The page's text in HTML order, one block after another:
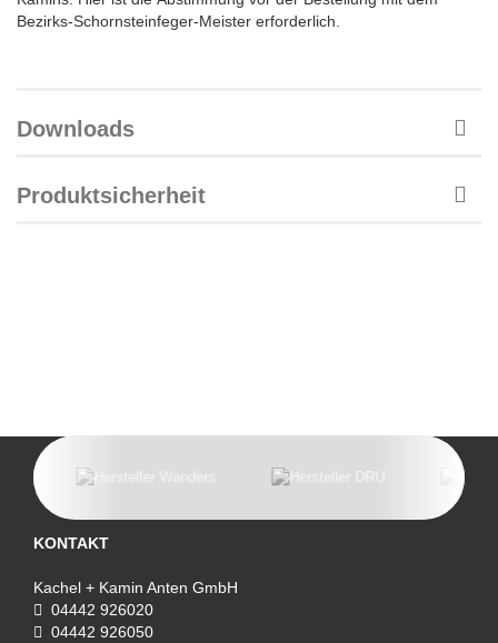
Bezirks-Schornsteinfeger-Meister erforderlich.
Downloads
Produktsicherheit
KONTAKT
Kachel + Kamin Anten GmbH
04442 926020
04442 926050